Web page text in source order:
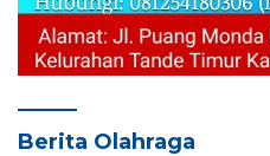
Berita Olahraga